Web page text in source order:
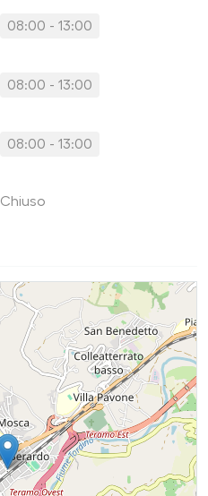
08:00 - 13:00
08:00 - 13:00
08:00 - 13:00
Chiuso